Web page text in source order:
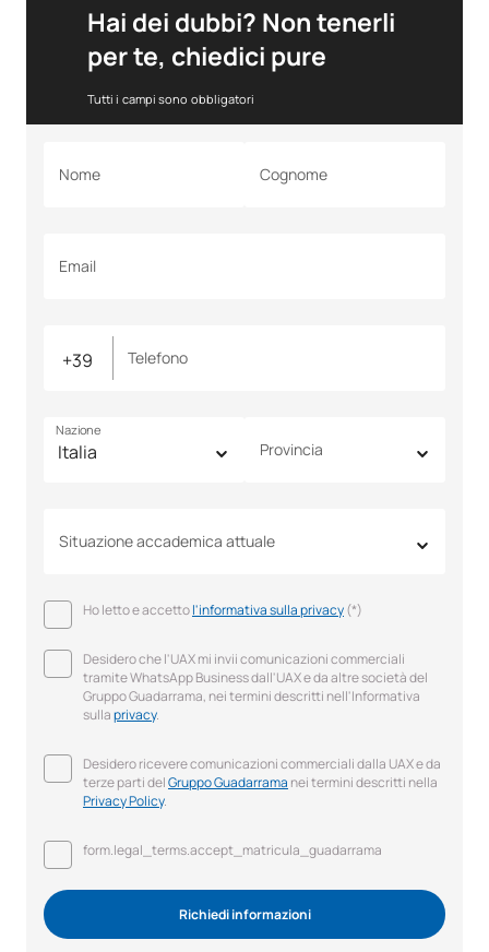
Hai dei dubbi? Non tenerli
per te, chiedici pure
Tutti i campi sono obbligatori
Nome Cognome
Email
Telefono
Nazione
Provincia
Situazione accademica attuale
Ho letto e accettol'informativa sulla privacy(*)
Desidero che l'UAX mi invii comunicazioni commerciali
tramite WhatsApp Business dall'UAX e da altre società del
Gruppo Guadarrama, nei termini descritti nell'Informativa
sullaprivacy.
Desidero ricevere comunicazioni commerciali dalla UAX e da
terze parti delGruppo Guadarrama nei termini descritti nella
Privacy Policy.
form.legal_terms.accept_matricula_guadarrama
Richiedi informazioni